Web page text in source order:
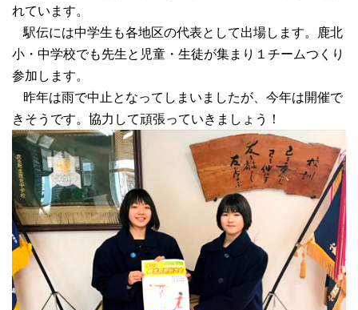
れています。
駅伝には中学生も各地区の代表として出場します。鹿北
小・中学校でも先生と児童・生徒が集まり１チームつくり
参加します。
昨年は雨で中止となってしまいましたが、今年は開催で
きそうです。協力して頑張っていきましょう！